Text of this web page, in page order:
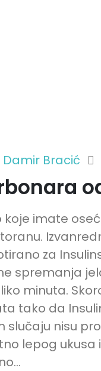
Damir Bracić
koje imate
za
spremanja
minuta.
tako da
slučaju nisu
lepog ukusa